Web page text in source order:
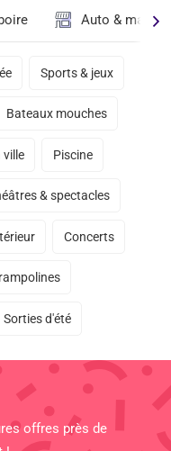
Auto &
Sports & jeux
Bateaux mouches
ville Piscine
& spectacles
Concerts
Sorties d'été
offres près de